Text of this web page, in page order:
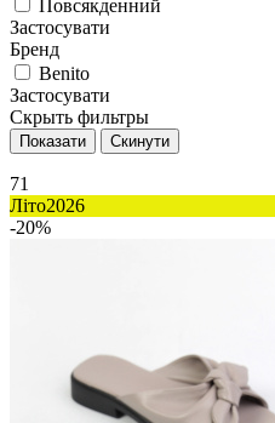
Повсякденний
Застосувати
Бренд
Benito
Застосувати
Скрыть фильтры
71
Літо2026
-20%